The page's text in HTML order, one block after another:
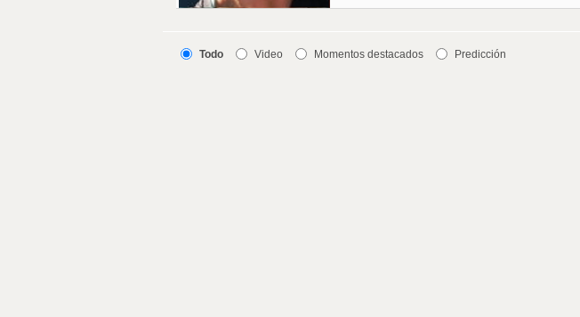
Todo Video Momentos destacados Predicción